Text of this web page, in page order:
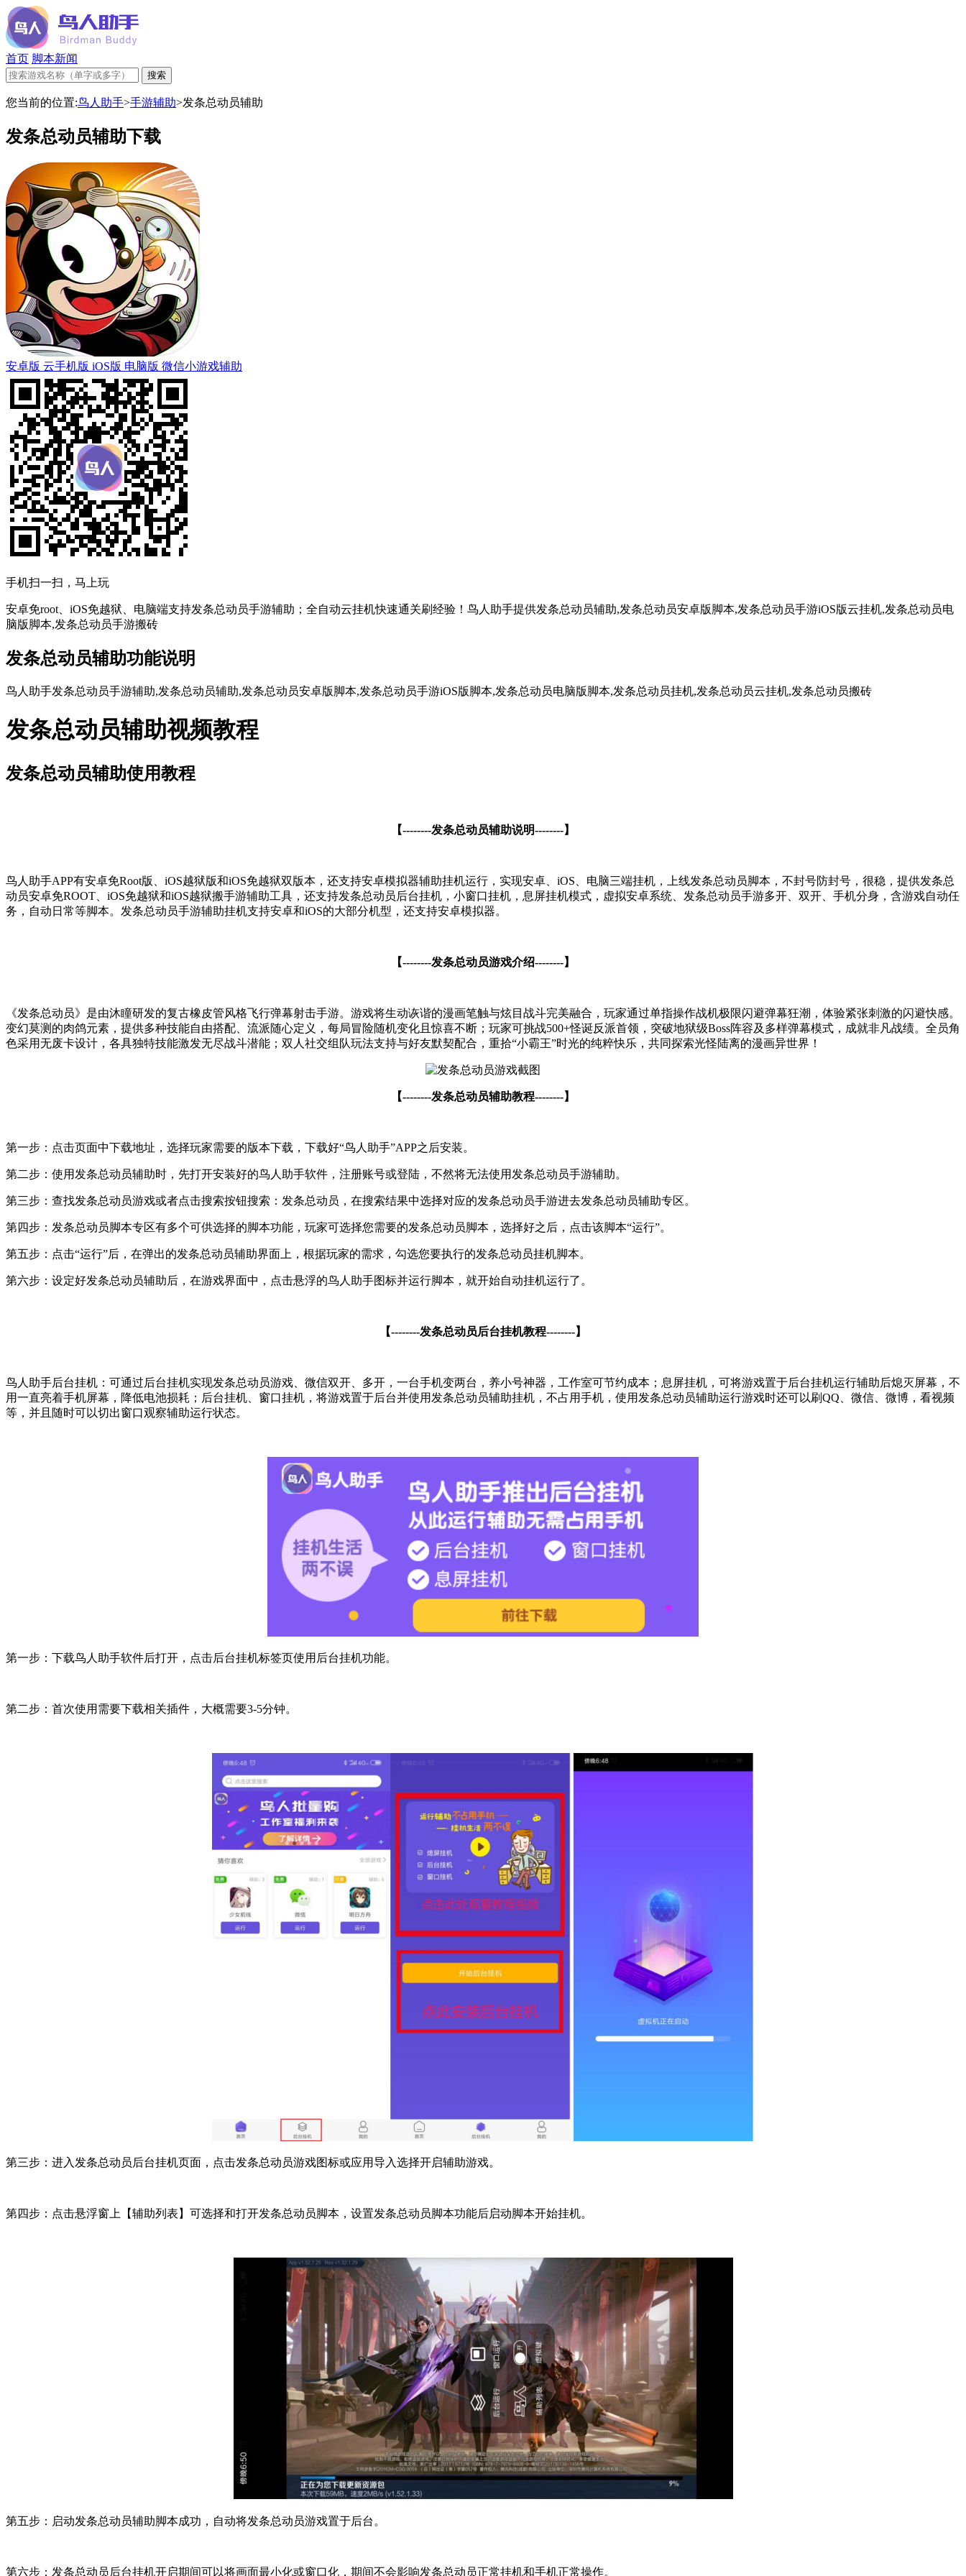
首页 脚本新闻
您当前的位置:鸟人助手>手游辅助>发条总动员辅助
发条总动员辅助下载
安卓版 云手机版 iOS版 电脑版 微信小游戏辅助
手机扫一扫，马上玩
安卓免root、iOS免越狱、电脑端支持发条总动员手游辅助；全自动云挂机快速通关刷经验！鸟人助手提供发条总动员辅助,发条总动员安卓版脚本,发条总动员手游iOS版云挂机,发条总动员电
脑版脚本,发条总动员手游搬砖
发条总动员辅助功能说明
鸟人助手发条总动员手游辅助,发条总动员辅助,发条总动员安卓版脚本,发条总动员手游iOS版脚本,发条总动员电脑版脚本,发条总动员挂机,发条总动员云挂机,发条总动员搬砖
发条总动员辅助视频教程
发条总动员辅助使用教程
【--------发条总动员辅助说明--------】
鸟人助手APP有安卓免Root版、iOS越狱版和iOS免越狱双版本，还支持安卓模拟器辅助挂机运行，实现安卓、iOS、电脑三端挂机，上线发条总动员脚本，不封号防封号，很稳，提供发条总
动员安卓免ROOT、iOS免越狱和iOS越狱搬手游辅助工具，还支持发条总动员后台挂机，小窗口挂机，息屏挂机模式，虚拟安卓系统、发条总动员手游多开、双开、手机分身，含游戏自动任
务，自动日常等脚本。发条总动员手游辅助挂机支持安卓和iOS的大部分机型，还支持安卓模拟器。
【--------发条总动员游戏介绍--------】
《发条总动员》是由沐瞳研发的复古橡皮管风格飞行弹幕射击手游。游戏将生动诙谐的漫画笔触与炫目战斗完美融合，玩家通过单指操作战机极限闪避弹幕狂潮，体验紧张刺激的闪避快感。
变幻莫测的肉鸽元素，提供多种技能自由搭配、流派随心定义，每局冒险随机变化且惊喜不断；玩家可挑战500+怪诞反派首领，突破地狱级Boss阵容及多样弹幕模式，成就非凡战绩。全员角
色采用无废卡设计，各具独特技能激发无尽战斗潜能；双人社交组队玩法支持与好友默契配合，重拾“小霸王”时光的纯粹快乐，共同探索光怪陆离的漫画异世界！
【--------发条总动员辅助教程--------】
第一步：点击页面中下载地址，选择玩家需要的版本下载，下载好“鸟人助手”APP之后安装。
第二步：使用发条总动员辅助时，先打开安装好的鸟人助手软件，注册账号或登陆，不然将无法使用发条总动员手游辅助。
第三步：查找发条总动员游戏或者点击搜索按钮搜索：发条总动员，在搜索结果中选择对应的发条总动员手游进去发条总动员辅助专区。
第四步：发条总动员脚本专区有多个可供选择的脚本功能，玩家可选择您需要的发条总动员脚本，选择好之后，点击该脚本“运行”。
第五步：点击“运行”后，在弹出的发条总动员辅助界面上，根据玩家的需求，勾选您要执行的发条总动员挂机脚本。
第六步：设定好发条总动员辅助后，在游戏界面中，点击悬浮的鸟人助手图标并运行脚本，就开始自动挂机运行了。
【--------发条总动员后台挂机教程--------】
鸟人助手后台挂机：可通过后台挂机实现发条总动员游戏、微信双开、多开，一台手机变两台，养小号神器，工作室可节约成本；息屏挂机，可将游戏置于后台挂机运行辅助后熄灭屏幕，不
用一直亮着手机屏幕，降低电池损耗；后台挂机、窗口挂机，将游戏置于后台并使用发条总动员辅助挂机，不占用手机，使用发条总动员辅助运行游戏时还可以刷QQ、微信、微博，看视频
等，并且随时可以切出窗口观察辅助运行状态。
第一步：下载鸟人助手软件后打开，点击后台挂机标签页使用后台挂机功能。
第二步：首次使用需要下载相关插件，大概需要3-5分钟。
第三步：进入发条总动员后台挂机页面，点击发条总动员游戏图标或应用导入选择开启辅助游戏。
第四步：点击悬浮窗上【辅助列表】可选择和打开发条总动员脚本，设置发条总动员脚本功能后启动脚本开始挂机。
第五步：启动发条总动员辅助脚本成功，自动将发条总动员游戏置于后台。
第六步：发条总动员后台挂机开启期间可以将画面最小化或窗口化，期间不会影响发条总动员正常挂机和手机正常操作。